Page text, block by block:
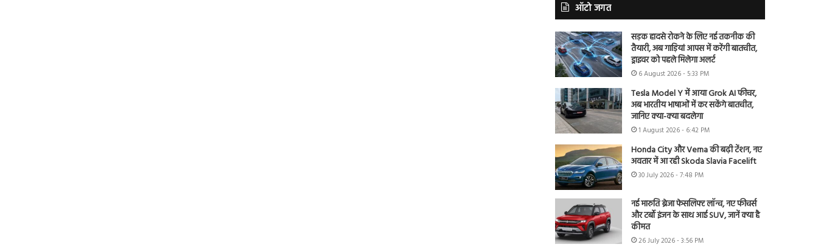
ऑटो जगत
सड़क हादसे रोकने के लिए नई तकनीक की
तैयारी, अब गाड़ियां आपस में करेंगी बातचीत,
ड्राइवर को पहले मिलेगा अलर्ट
6 August 2026 - 5:33 PM
Tesla Model Y में आया Grok AI फीचर,
अब भारतीय भाषाओं में कर सकेंगे बातचीत,
जानिए क्या-क्या बदलेगा
1 August 2026 - 6:42 PM
Honda City और Verna की बढ़ी टेंशन, नए
अवतार में आ रही Skoda Slavia Facelift
30 July 2026 - 7:48 PM
नई मारुति ब्रेजा फेसलिफ्ट लॉन्च, नए फीचर्स
और टर्बो इंजन के साथ आई SUV, जानें क्या है
कीमत
26 July 2026 - 3:56 PM